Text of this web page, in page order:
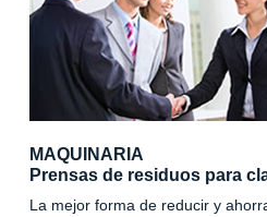
MAQUINARIA
Prensas de residuos para
La mejor forma de reducir y